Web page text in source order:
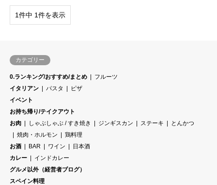
1件中 1件を表示
カテゴリー
0.ランキング/おすすめ/まとめ
フルーツ
イタリアン
パスタ
ピザ
イベント
お持ち帰り/テイクアウト
お肉
しゃぶしゃぶ / すき焼き ジンギスカン ステーキ
とんかつ
焼肉・ホルモン
鶏料理
お酒
BAR ワイン
日本酒
カレー
インドカレー
グルメ以外（経営者ブログ）
スペイン料理